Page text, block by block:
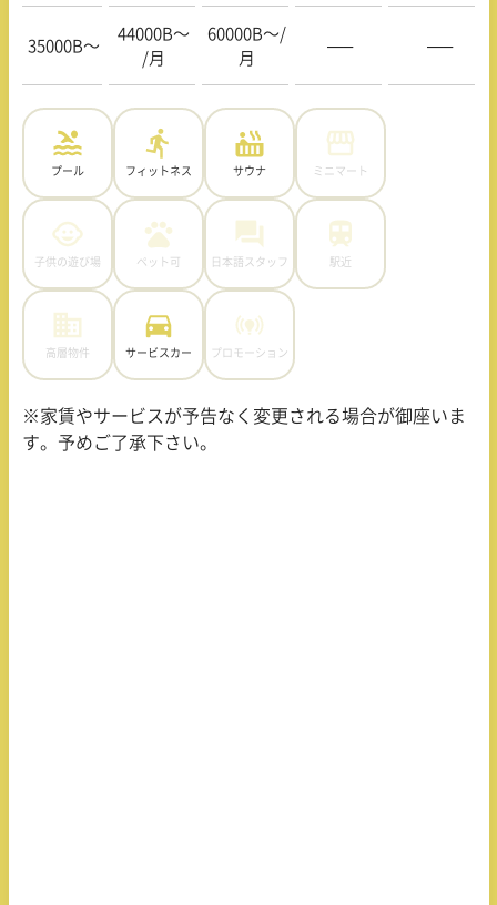
35000B〜
44000B〜
/月
60000B〜/
月
—– —–
プール フィットネス サウナ ミニマート
子供の遊び場 ペット可 日本語スタッフ 駅近
高層物件 サービスカー プロモーション
※家賃やサービスが予告なく変更される場合が御座いま
す。予めご了承下さい。